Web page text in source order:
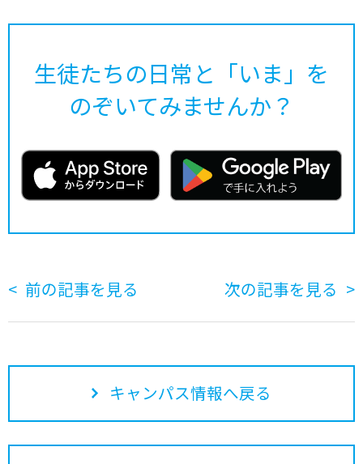
生徒たちの日常と「いま」を
のぞいてみませんか？
前の記事を見る 次の記事を見る
キャンパス情報へ戻る